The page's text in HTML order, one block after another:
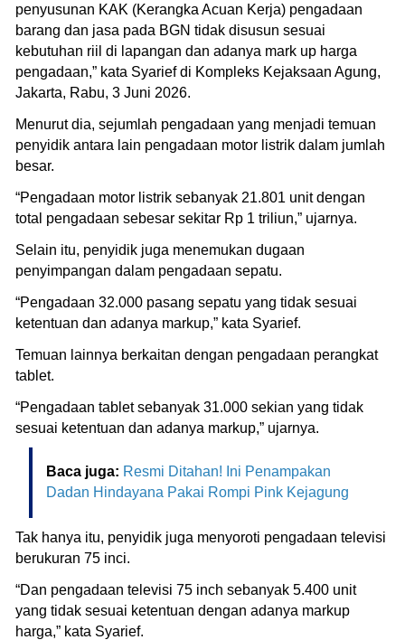
penyusunan KAK (Kerangka Acuan Kerja) pengadaan
barang dan jasa pada BGN tidak disusun sesuai
kebutuhan riil di lapangan dan adanya mark up harga
pengadaan,” kata Syarief di Kompleks Kejaksaan Agung,
Jakarta, Rabu, 3 Juni 2026.
Menurut dia, sejumlah pengadaan yang menjadi temuan
penyidik antara lain pengadaan motor listrik dalam jumlah
besar.
“Pengadaan motor listrik sebanyak 21.801 unit dengan
total pengadaan sebesar sekitar Rp 1 triliun,” ujarnya.
Selain itu, penyidik juga menemukan dugaan
penyimpangan dalam pengadaan sepatu.
“Pengadaan 32.000 pasang sepatu yang tidak sesuai
ketentuan dan adanya markup,” kata Syarief.
Temuan lainnya berkaitan dengan pengadaan perangkat
tablet.
“Pengadaan tablet sebanyak 31.000 sekian yang tidak
sesuai ketentuan dan adanya markup,” ujarnya.
Baca juga: Resmi Ditahan! Ini Penampakan
Dadan Hindayana Pakai Rompi Pink Kejagung
Tak hanya itu, penyidik juga menyoroti pengadaan televisi
berukuran 75 inci.
“Dan pengadaan televisi 75 inch sebanyak 5.400 unit
yang tidak sesuai ketentuan dengan adanya markup
harga,” kata Syarief.